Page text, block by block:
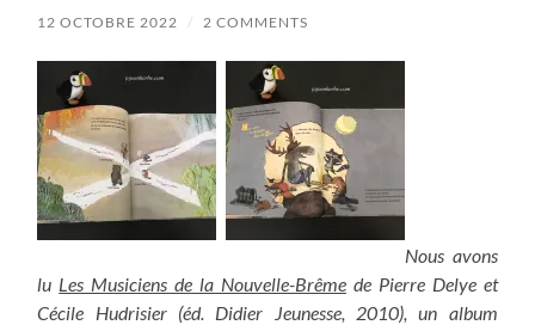
12 OCTOBRE 2022 / 2 COMMENTS
Nous avons
lu Les Musiciens de la Nouvelle-Brêmede Pierre Delye et
Cécile Hudrisier (éd. Didier Jeunesse, 2010), un album